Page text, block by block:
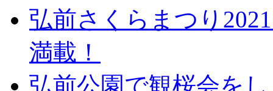
弘前さくらまつり
満載！
弘前公園で観桜会を